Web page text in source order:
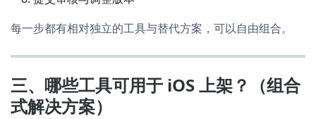
每一步都有相对独立的工具与替代方案，可以自由组合。
三、哪些工具可用于 iOS 上架？（组合
式解决方案）